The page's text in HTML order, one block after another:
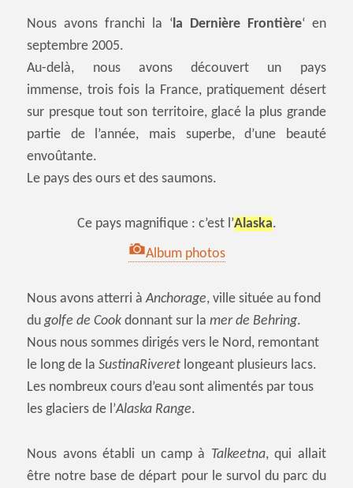
Nous avons franchi la ‘la Dernière Frontière‘ en
septembre 2005.
Au-delà, nous avons découvert un pays
immense, trois fois la France, pratiquement désert
sur presque tout son territoire, glacé la plus grande
partie de l’année, mais superbe, d’une beauté
envoûtante.
Le pays des ours et des saumons.
Ce pays magnifique : c’est l’Alaska.
Album photos
Nous avons atterri àAnchorage, ville située au fond
dugolfe de Cook donnant sur lamer de Behring.
Nous nous sommes dirigés vers le Nord, remontant
le long de laSustinaRiveret longeant plusieurs lacs.
Les nombreux cours d’eau sont alimentés par tous
les glaciers de l’Alaska Range.
Nous avons établi un camp à Talkeetna, qui allait
être notre base de départ pour le survol du parc du